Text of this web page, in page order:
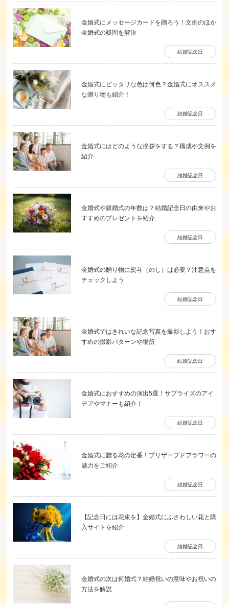
金婚式にメッセージカードを贈ろう！文例のほか
金婚式の疑問を解決
結婚記念日
金婚式にピッタリな色は何色？金婚式にオススメ
な贈り物も紹介！
結婚記念日
金婚式にはどのような挨拶をする？構成や文例を
紹介
結婚記念日
金婚式や銀婚式の年数は？結婚記念日の由来やお
すすめのプレゼントを紹介
結婚記念日
金婚式の贈り物に熨斗（のし）は必要？注意点を
チェックしよう
結婚記念日
金婚式ではきれいな記念写真を撮影しよう！おす
すめの撮影パターンや場所
結婚記念日
金婚式におすすめの演出5選！サプライズのアイ
デアやマナーも紹介！
結婚記念日
金婚式に贈る花の定番！プリザーブドフラワーの
魅力をご紹介
結婚記念日
【記念日には花束を】金婚式にふさわしい花と購
入サイトを紹介
結婚記念日
金婚式の次は何婚式？結婚祝いの意味やお祝いの
方法を解説